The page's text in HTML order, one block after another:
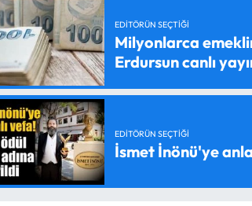
EDITÖRÜN SEÇTIĞI
Milyonlarca
Erdursun canlı
EDITÖRÜN SEÇTIĞI
İsmet İnönü'ye